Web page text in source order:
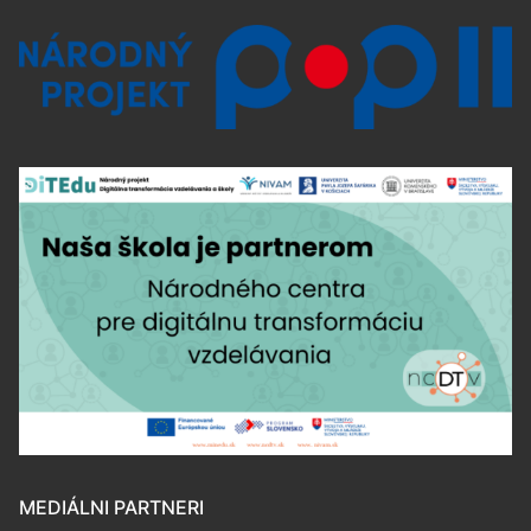
MEDIÁLNI PARTNERI